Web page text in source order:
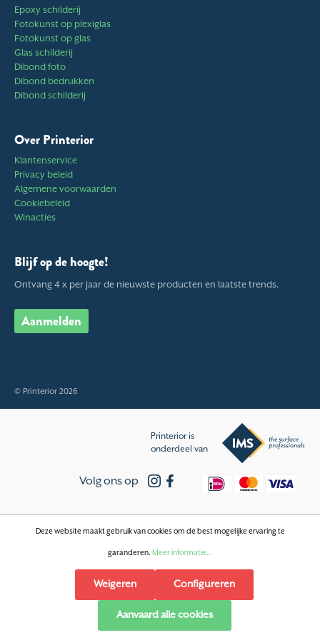
Epoxy schilderij
Fotokunst op plexiglas
Fotokunst op glas
Glas schilderij
Dibond foto
Dibond bedrukken
Dibond schilderij
Over Printerior
Klantenservice
Privacy beleid
Algemene voorwaarden
Cookiebeleid
Winacties
Blijf op de hoogte!
Ontvang 4 x per jaar de nieuwste producten en laatste trends.
Aanmelden
© Printerior 2026
Printerior is
onderdeel van
Volg ons op
Deze website maakt gebruik van cookies om de best mogelijke ervaring te
garanderen. Meer informatie...
Weigeren Configureren
Aanvaard alle cookies